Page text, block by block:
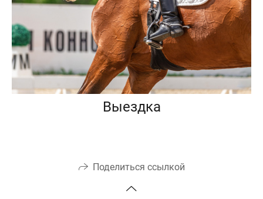
Выездка
Поделиться ссылкой